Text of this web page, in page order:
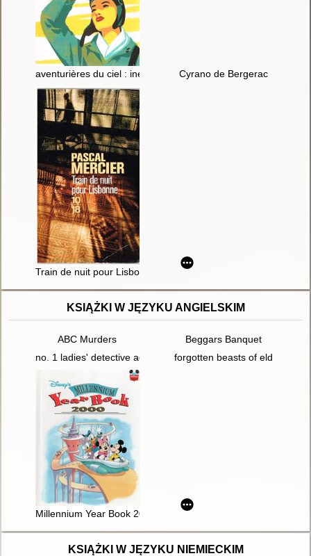
aventurières du ciel : inédit Cyrano de Bergerac
Train de nuit pour Lisbonne
KSIĄŻKI W JĘZYKU ANGIELSKIM
ABC Murders
Beggars Banquet
no. 1 ladies' detective agency
forgotten beasts of eld
Millennium Year Book 2000
KSIĄŻKI W JĘZYKU NIEMIECKIM